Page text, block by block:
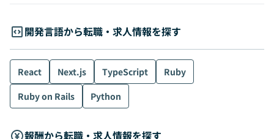
開発言語から転職・求人情報を探す
React Next.js TypeScript
Ruby
Ruby on Rails
Python
報酬から転職・求人情報を探す